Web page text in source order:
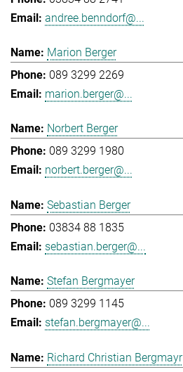
andree.benndorf@...
Marion Berger
089 3299 2269
marion.berger@...
Norbert Berger
089 3299 1980
norbert.berger@...
Sebastian Berger
03834 88 1835
sebastian.berger@...
Stefan Bergmayer
089 3299 1145
stefan.bergmayer@...
Richard Christian Bergmayr